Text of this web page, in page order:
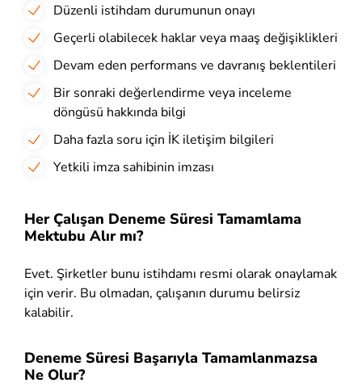
Düzenli istihdam durumunun onayı
Geçerli olabilecek haklar veya maaş değişiklikleri
Devam eden performans ve davranış beklentileri
Bir sonraki değerlendirme veya inceleme
döngüsü hakkında bilgi
Daha fazla soru için İK iletişim bilgileri
Yetkili imza sahibinin imzası
Her Çalışan Deneme Süresi Tamamlama
Mektubu Alır mı?
Evet. Şirketler bunu istihdamı resmi olarak onaylamak
için verir. Bu olmadan, çalışanın durumu belirsiz
kalabilir.
Deneme Süresi Başarıyla Tamamlanmazsa
Ne Olur?